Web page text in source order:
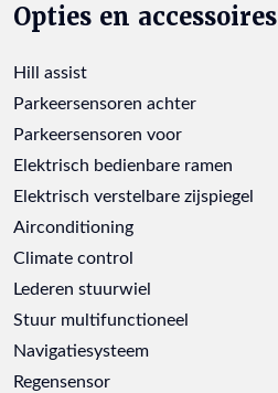
Opties en accessoires
Hill assist
Parkeersensoren achter
Parkeersensoren voor
Elektrisch bedienbare ramen
Elektrisch verstelbare zijspiegel
Airconditioning
Climate control
Lederen stuurwiel
Stuur multifunctioneel
Navigatiesysteem
Regensensor